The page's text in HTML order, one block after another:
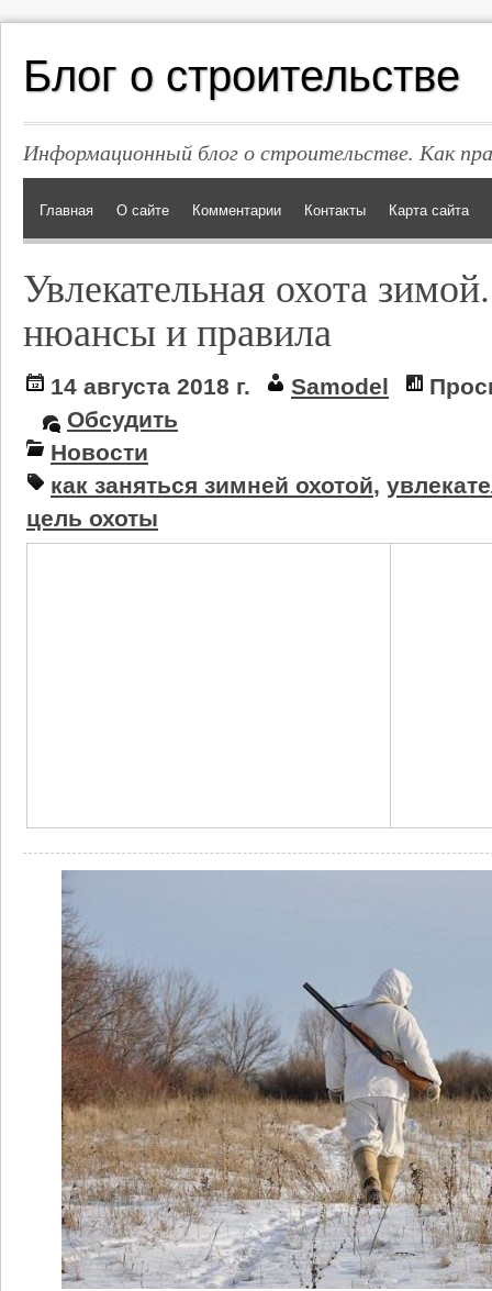
Блог о строительстве
Информационный блог о строительстве. Как
Главная О сайте Комментарии Контакты Карта сайта
Увлекательная охота
нюансы и правила
14 августа 2018 г. Samodel
Обсудить
Новости
как заняться зимней охотой,
цель охоты